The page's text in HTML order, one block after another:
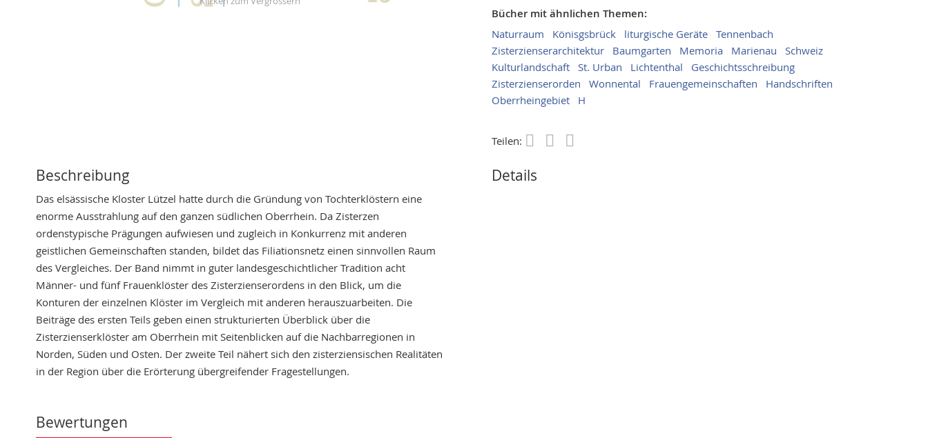
Bücher mit ähnlichen Themen:
Naturraum Könisgsbrück liturgische Geräte Tennenbach
Zisterzienserarchitektur
Baumgarten Memoria Marienau
Schweiz
Kulturlandschaft St. Urban Lichtenthal
Geschichtsschreibung
Zisterzienserorden
Wonnental Frauengemeinschaften
Handschriften
Oberrheingebiet
H
Teilen:
Beschreibung
Das elsässische Kloster Lützel hatte durch die Gründung von Tochterklöstern eine
enorme Ausstrahlung auf den ganzen südlichen Oberrhein. Da Zisterzen
ordenstypische Prägungen aufwiesen und zugleich in Konkurrenz mit anderen
geistlichen Gemeinschaften standen, bildet das Filiationsnetz einen sinnvollen Raum
des Vergleiches. Der Band nimmt in guter landesgeschichtlicher Tradition acht
Männer- und fünf Frauenklöster des Zisterzienserordens in den Blick, um die
Konturen der einzelnen Klöster im Vergleich mit anderen herauszuarbeiten. Die
Beiträge des ersten Teils geben einen strukturierten Überblick über die
Zisterzienserklöster am Oberrhein mit Seitenblicken auf die Nachbarregionen in
Norden, Süden und Osten. Der zweite Teil nähert sich den zisterziensischen Realitäten
in der Region über die Erörterung übergreifender Fragestellungen.
Details
Bewertungen